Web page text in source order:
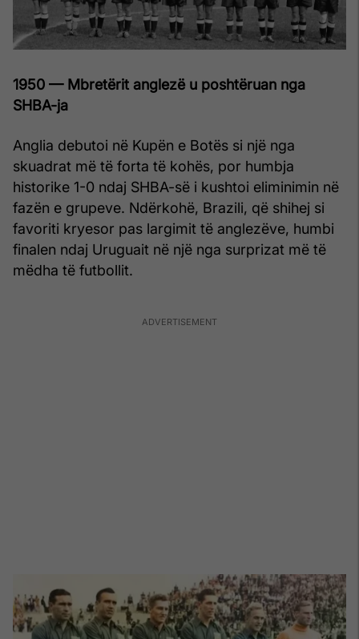
1950 — Mbretërit anglezë u poshtëruan nga
SHBA-ja
Anglia debutoi në Kupën e Botës si një nga
skuadrat më të forta të kohës, por humbja
historike 1-0 ndaj SHBA-së i kushtoi eliminimin në
fazën e grupeve. Ndërkohë, Brazili, që shihej si
favoriti kryesor pas largimit të anglezëve, humbi
finalen ndaj Uruguait në një nga surprizat më të
mëdha të futbollit.